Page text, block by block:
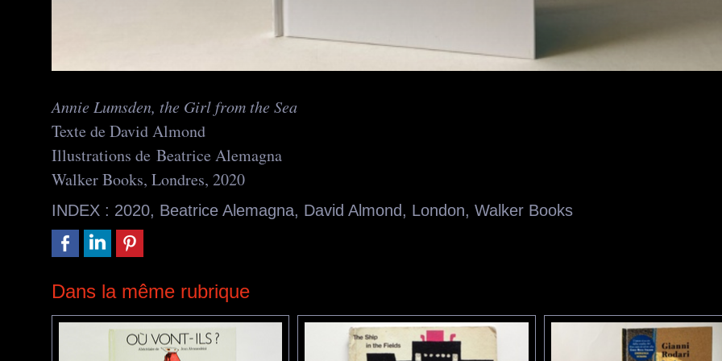
Annie Lumsden, the Girl from the Sea
Texte de David Almond
Illustrations de Beatrice Alemagna
Walker Books, Londres, 2020
INDEX : 2020, Beatrice Alemagna, David Almond, London, Walker Books
Dans la même rubrique